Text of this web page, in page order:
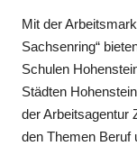
Mit der
Sachsenring“
Schulen
Städten
der Arbeitsagentur
den Themen Beruf